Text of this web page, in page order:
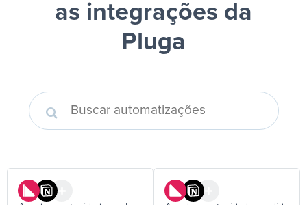
as integrações da
Pluga